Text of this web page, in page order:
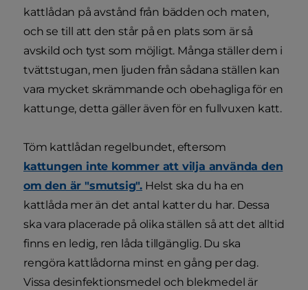
kattlådan på avstånd från bädden och maten,
och se till att den står på en plats som är så
avskild och tyst som möjligt. Många ställer dem i
tvättstugan, men ljuden från sådana ställen kan
vara mycket skrämmande och obehagliga för en
kattunge, detta gäller även för en fullvuxen katt.
Töm kattlådan regelbundet, eftersom
kattungen inte kommer att vilja använda den
om den är "smutsig". Helst ska du ha en
kattlåda mer än det antal katter du har. Dessa
ska vara placerade på olika ställen så att det alltid
finns en ledig, ren låda tillgänglig. Du ska
rengöra kattlådorna minst en gång per dag.
Vissa desinfektionsmedel och blekmedel är